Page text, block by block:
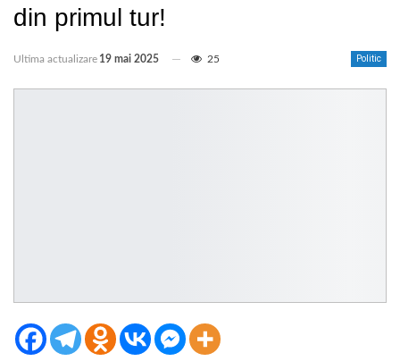
din primul tur!
Politic
Ultima actualizare 19 mai 2025 25